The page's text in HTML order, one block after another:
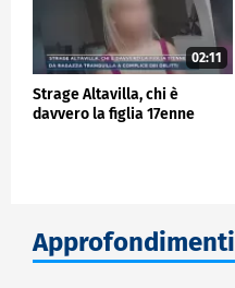
02:11
Strage Altavilla, chi è
davvero la figlia 17enne
Approfondimenti